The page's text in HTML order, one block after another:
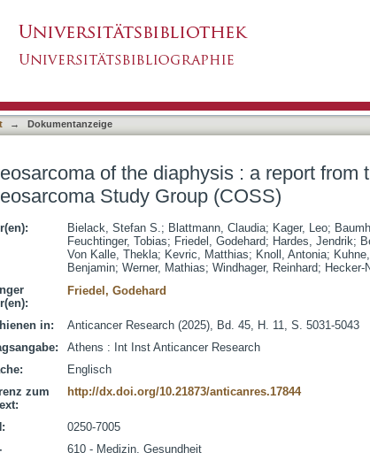
→ Dokumentanzeige
of the diaphysis : a report from
Study Group (COSS)
Bielack, Stefan S.; Blattmann, Claudia; Kager, Leo;
Feuchtinger, Tobias; Friedel, Godehard; Hardes, Jendrik;
Von Kalle, Thekla; Kevric, Matthias; Knoll, Antonia;
Benjamin; Werner, Mathias; Windhager, Reinhard; Hecker-
Friedel, Godehard
in:
Anticancer Research (2025), Bd. 45, H. 11, S. 5031-5043
Athens : Int Inst Anticancer Research
Englisch
zum
http://dx.doi.org/10.21873/anticanres.17844
0250-7005
610 - Medizin, Gesundheit